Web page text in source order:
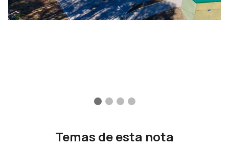
Temas de esta nota